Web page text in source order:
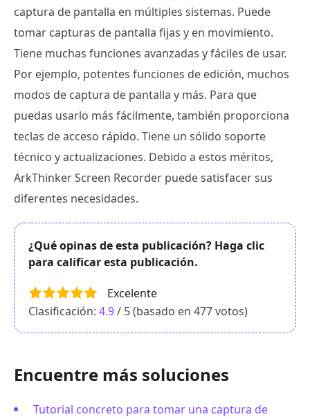
captura de pantalla en múltiples sistemas. Puede
tomar capturas de pantalla fijas y en movimiento.
Tiene muchas funciones avanzadas y fáciles de usar.
Por ejemplo, potentes funciones de edición, muchos
modos de captura de pantalla y más. Para que
puedas usarlo más fácilmente, también proporciona
teclas de acceso rápido. Tiene un sólido soporte
técnico y actualizaciones. Debido a estos méritos,
ArkThinker Screen Recorder puede satisfacer sus
diferentes necesidades.
¿Qué opinas de esta publicación? Haga clic
para calificar esta publicación.
Excelente
Clasificación: 4.9/ 5 (basado en 477votos)
Encuentre más soluciones
Tutorial concreto para tomar una captura de